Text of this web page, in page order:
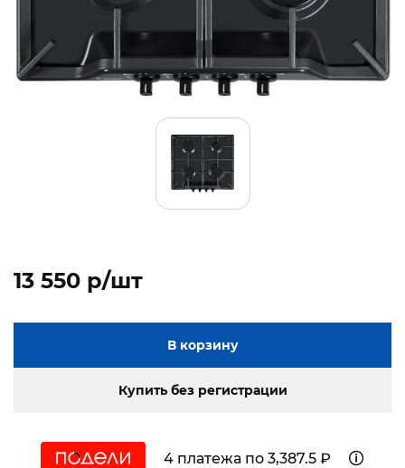
13 550 p/шт
В корзину
Купить без регистрации
4 платежа по 3,387.5 ₽